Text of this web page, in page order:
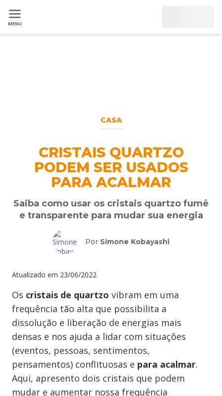
MENU
CASA
CRISTAIS QUARTZO
PODEM SER USADOS
PARA ACALMAR
Saiba como usar os cristais quartzo fumê
e transparente para mudar sua energia
Por Simone Kobayashi
Atualizado em 23/06/2022
Os cristais de quartzo vibram em uma
frequência tão alta que possibilita a
dissolução e liberação de energias mais
densas e nos ajuda a lidar com situações
(eventos, pessoas, sentimentos,
pensamentos) conflituosas e para acalmar.
Aqui, apresento dois cristais que podem
mudar e aumentar nossa frequência